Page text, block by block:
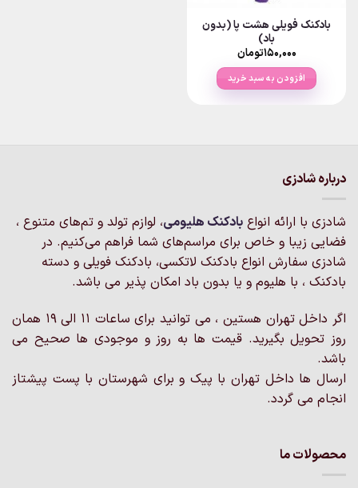
بادکنک فویلی هشت پا (بدون
باد)
۱۵۰,۰۰۰تومان
افزودن به سبد خرید
درباره شادزی
شادزی با ارائه انواع بادکنک‌ هلیومی، لوازم تولد و تم‌های متنوع ،
فضایی زیبا و خاص برای مراسم‌های شما فراهم می‌کنیم. در
شادزی سفارش انواع بادکنک لاتکسی، بادکنک فویلی و دسته
بادکنک ، با هلیوم و یا بدون باد امکان پذیر می باشد.
اگر داخل تهران هستین ، می توانید برای ساعات 11 الی 19 همان
روز تحویل بگیرید. قیمت ها به روز و موجودی ها صحیح می
باشد.
ارسال ها داخل تهران با پیک و برای شهرستان با پست پیشتاز
انجام می گردد.
محصولات ما